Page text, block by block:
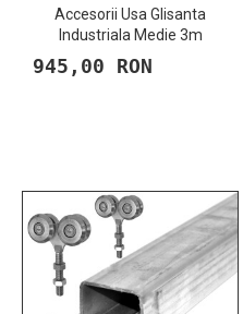
Accesorii Usa Glisanta
Industriala Medie 3m
945,00 RON